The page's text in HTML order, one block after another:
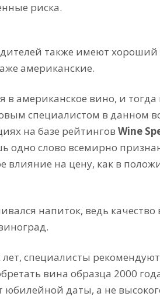
риска.
также имеют хороший
американские.
американское вино, и
специалистом в данном
на базе рейтингов Wine
одно слово всемирно
влияние на цену, как в
напиток, ведь
специалисты
вина образца 2000
юбилейной даты, а не